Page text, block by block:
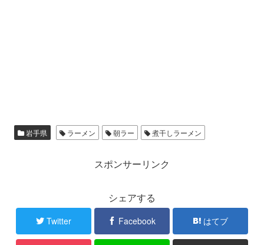
岩手県 ラーメン 朝ラー 煮干しラーメン
スポンサーリンク
シェアする
Twitter Facebook はてブ